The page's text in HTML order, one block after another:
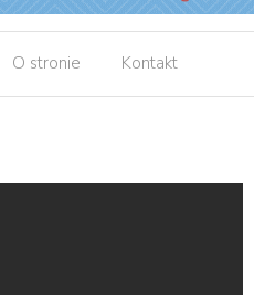
O stronie Kontakt